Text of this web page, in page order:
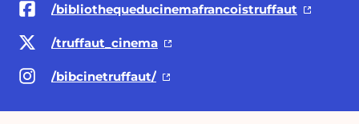
/bibliothequeducinemafrancoistruffaut
/truffaut_cinema
/bibcinetruffaut/